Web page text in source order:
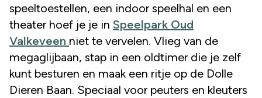
speeltoestellen, een indoor speelhal en een
theater hoef je je in Speelpark Oud
Valkeveen niet te vervelen. Vlieg van de
megaglijbaan, stap in een oldtimer die je zelf
kunt besturen en maak een ritje op de Dolle
Dieren Baan. Speciaal voor peuters en kleuters